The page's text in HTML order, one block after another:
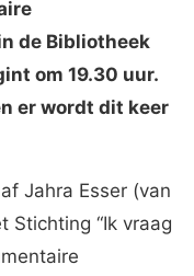
de Bibliotheek
om 19.30 uur.
er wordt dit keer
Jahra Esser (van
Stichting “Ik vraag